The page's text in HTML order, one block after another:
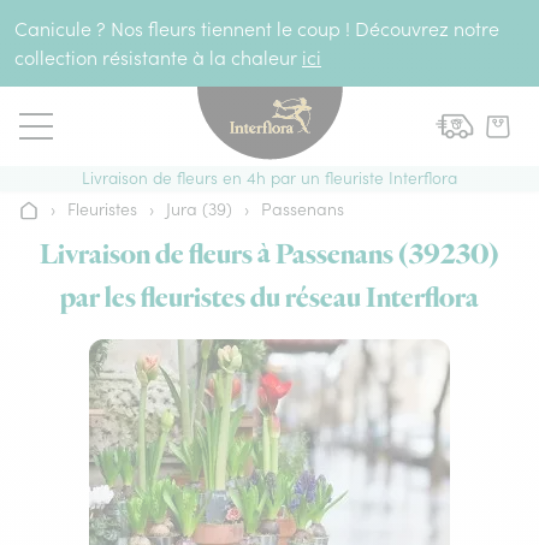
Canicule ? Nos fleurs tiennent le coup ! Découvrez notre
collection résistante à la chaleur ici
Livraison de fleurs en 4h par un fleuriste Interflora
Accueil
› Fleuristes › Jura (39) › Passenans
Livraison de fleurs à Passenans (39230)
par les fleuristes du réseau Interflora